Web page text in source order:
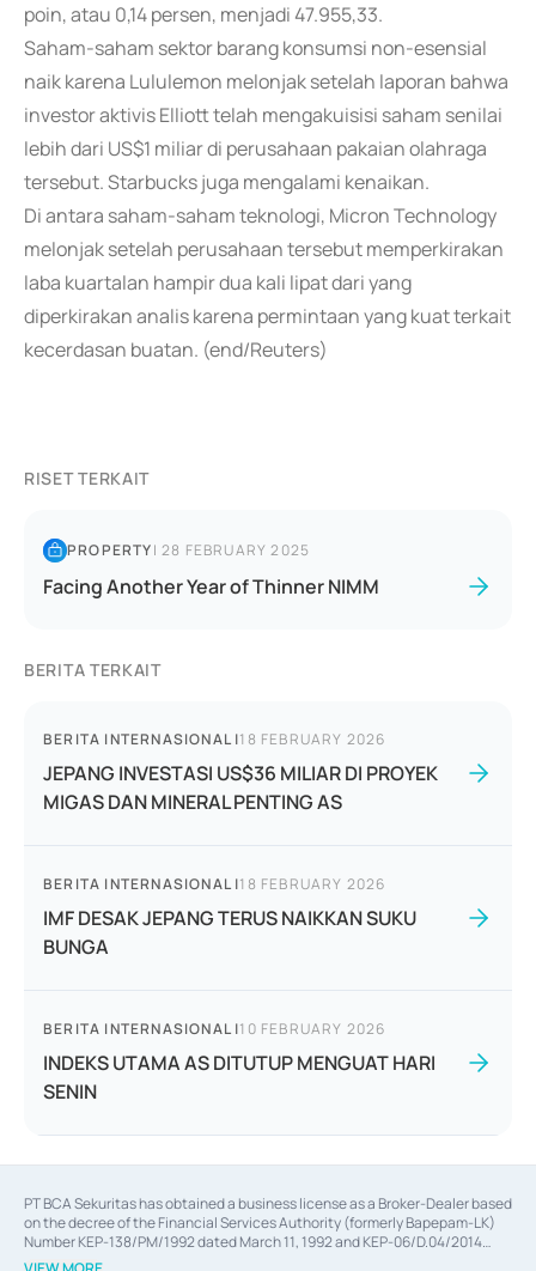
poin, atau 0,14 persen, menjadi 47.955,33.
Saham-saham sektor barang konsumsi non-esensial
naik karena Lululemon melonjak setelah laporan bahwa
investor aktivis Elliott telah mengakuisisi saham senilai
lebih dari US$1 miliar di perusahaan pakaian olahraga
tersebut. Starbucks juga mengalami kenaikan.
Di antara saham-saham teknologi, Micron Technology
melonjak setelah perusahaan tersebut memperkirakan
laba kuartalan hampir dua kali lipat dari yang
diperkirakan analis karena permintaan yang kuat terkait
kecerdasan buatan. (end/Reuters)
RISET TERKAIT
PROPERTY|28 FEBRUARY 2025
Facing Another Year of Thinner NIMM
BERITA TERKAIT
BERITA INTERNASIONAL |18 FEBRUARY 2026
JEPANG INVESTASI US$36 MILIAR DI PROYEK
MIGAS DAN MINERAL PENTING AS
BERITA INTERNASIONAL |18 FEBRUARY 2026
IMF DESAK JEPANG TERUS NAIKKAN SUKU
BUNGA
BERITA INTERNASIONAL |10 FEBRUARY 2026
INDEKS UTAMA AS DITUTUP MENGUAT HARI
SENIN
PT BCA Sekuritas has obtained a business license as a Broker-Dealer based
on the decree of the Financial Services Authority (formerly Bapepam-LK)
Number KEP-138/PM/1992 dated March 11, 1992 and KEP-06/D.04/2014
dated February 28, 2014, a business license as an Underwriter based on the